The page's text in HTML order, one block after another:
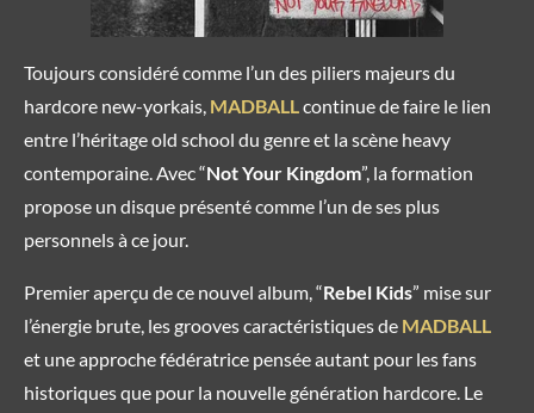
Toujours considéré comme l’un des piliers majeurs du
hardcore new-yorkais, MADBALLcontinue de faire le lien
entre l’héritage old school du genre et la scène heavy
contemporaine. Avec “Not Your Kingdom”, la formation
propose un disque présenté comme l’un de ses plus
personnels à ce jour.
Premier aperçu de ce nouvel album, “Rebel Kids” mise sur
l’énergie brute, les grooves caractéristiques de MADBALL
et une approche fédératrice pensée autant pour les fans
historiques que pour la nouvelle génération hardcore. Le